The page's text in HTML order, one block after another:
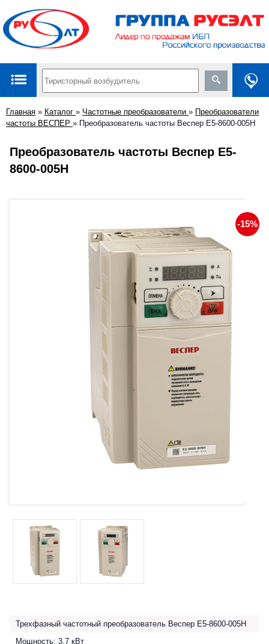
Главная » Каталог » Частотные преобразователи » Преобразователи
частоты ВЕСПЕР » Преобразователь частоты Веспер E5-8600-005Н
Преобразователь частоты Веспер E5-
8600-005Н
-15%
Трехфазный частотный преобразователь Веспер E5-8600-005Н
Мощность: 3,7 кВт